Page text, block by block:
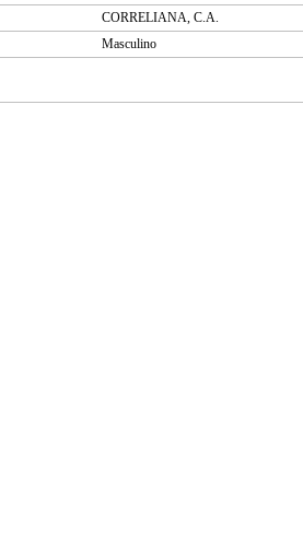
CORRELIANA, C.A.
Masculino